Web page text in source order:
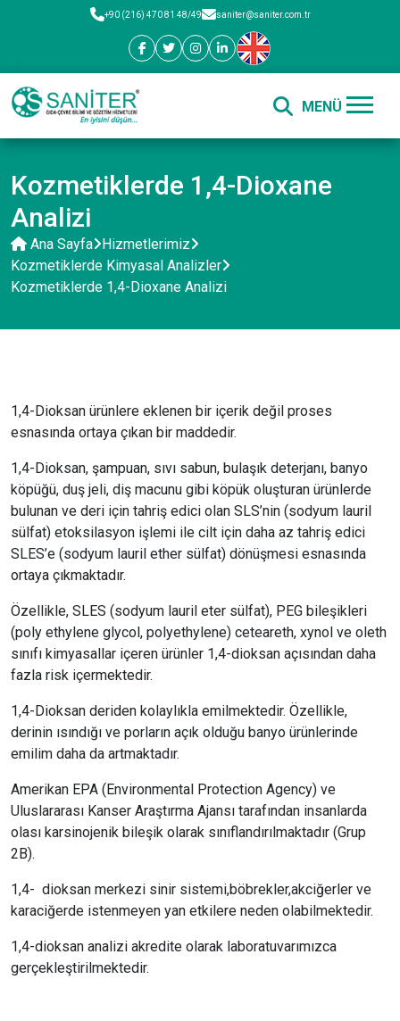
+90 (216) 470 81 48/49 saniter@saniter.com.tr
Kozmetiklerde 1,4-Dioxane
Analizi
Ana Sayfa Hizmetlerimiz
Kozmetiklerde Kimyasal Analizler
Kozmetiklerde 1,4-Dioxane Analizi
1,4-Dioksan ürünlere eklenen bir içerik değil proses
esnasında ortaya çıkan bir maddedir.
1,4-Dioksan, şampuan, sıvı sabun, bulaşık deterjanı, banyo
köpüğü, duş jeli, diş macunu gibi köpük oluşturan ürünlerde
bulunan ve deri için tahriş edici olan SLS’nin (sodyum lauril
sülfat) etoksilasyon işlemi ile cilt için daha az tahriş edici
SLES’e (sodyum lauril ether sülfat) dönüşmesi esnasında
ortaya çıkmaktadır.
Özellikle, SLES (sodyum lauril eter sülfat), PEG bileşikleri
(poly ethylene glycol, polyethylene) ceteareth, xynol ve oleth
sınıfı kimyasallar içeren ürünler 1,4-dioksan açısından daha
fazla risk içermektedir.
1,4-Dioksan deriden kolaylıkla emilmektedir. Özellikle,
derinin ısındığı ve porların açık olduğu banyo ürünlerinde
emilim daha da artmaktadır.
Amerikan EPA (Environmental Protection Agency) ve
Uluslararası Kanser Araştırma Ajansı tarafından insanlarda
olası karsinojenik bileşik olarak sınıflandırılmaktadır (Grup
2B).
1,4- dioksan merkezi sinir sistemi,böbrekler,akciğerler ve
karaciğerde istenmeyen yan etkilere neden olabilmektedir.
1,4-dioksan analizi akredite olarak laboratuvarımızca
gerçekleştirilmektedir.